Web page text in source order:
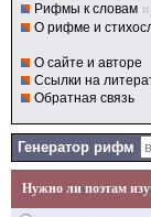
Рифмы к словам и
О рифме и
О сайте и авторе
Ссылки на
Обратная связь
Генератор рифм
Нужно ли поэтам